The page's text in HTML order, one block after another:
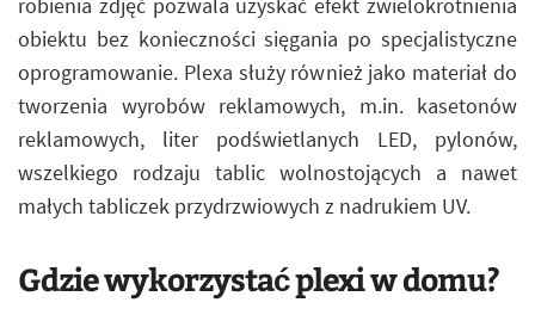
obiektu bez konieczności sięgania po specjalistyczne
oprogramowanie. Plexa służy również jako materiał do
tworzenia wyrobów reklamowych, m.in. kasetonów
reklamowych, liter podświetlanych LED, pylonów,
wszelkiego rodzaju tablic wolnostojących a nawet
małych tabliczek przydrzwiowych z nadrukiem UV.
Gdzie wykorzystać plexi w domu?